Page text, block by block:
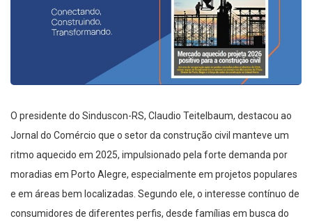
O presidente do Sinduscon-RS, Claudio Teitelbaum, destacou ao
Jornal do Comércio que o setor da construção civil manteve um
ritmo aquecido em 2025, impulsionado pela forte demanda por
moradias em Porto Alegre, especialmente em projetos populares
e em áreas bem localizadas. Segundo ele, o interesse contínuo de
consumidores de diferentes perfis, desde famílias em busca do